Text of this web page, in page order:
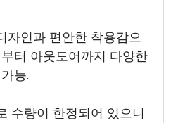
자인과 편안한 착용감으
터 아웃도어까지 다양한
능.
수량이 한정되어 있으니